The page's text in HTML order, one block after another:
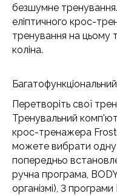
безшумне
еліптичного крос-
тренування на цьому
коліна.
Перетворіть свої
Тренувальний
крос-тренажера
можете вибрати одну
попередньо
ручна програма,
організмі), 3